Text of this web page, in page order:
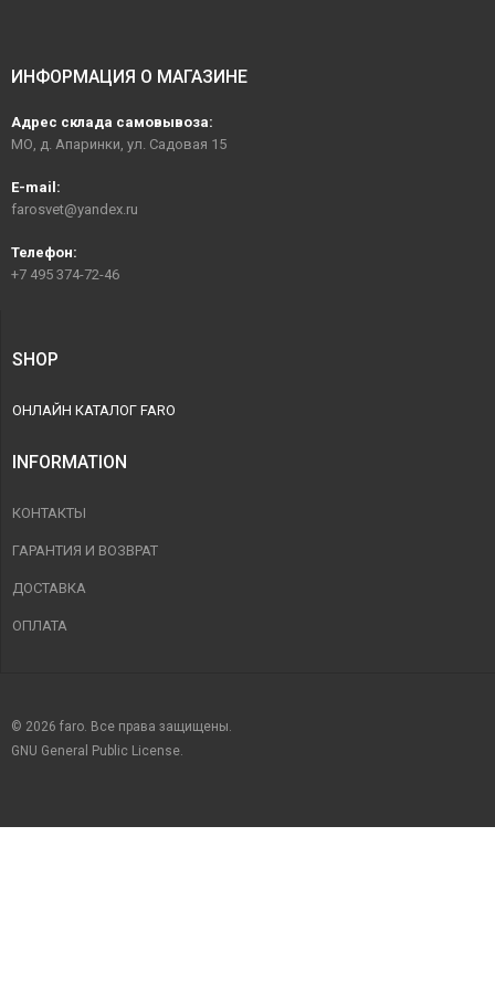
ИНФОРМАЦИЯ О МАГАЗИНЕ
Адрес склада самовывоза:
МО, д. Апаринки, ул. Садовая 15
E-mail:
farosvet@yandex.ru
Телефон:
+7 495 374-72-46
SHOP
ОНЛАЙН КАТАЛОГ FARO
INFORMATION
КОНТАКТЫ
ГАРАНТИЯ И ВОЗВРАТ
ДОСТАВКА
ОПЛАТА
© 2026 faro. Все права защищены.
GNU General Public License.